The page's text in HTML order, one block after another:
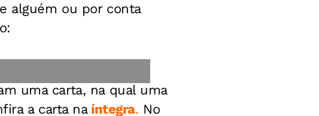
alguém ou por conta
uma carta, na qual uma
a carta naíntegra. No